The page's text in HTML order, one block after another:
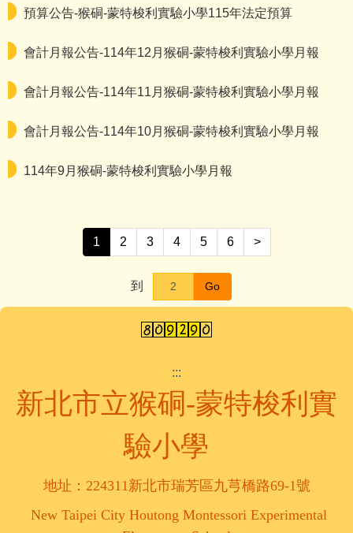
預算公告-猴硐-蒙特梭利實驗小學115年法定預算
會計月報公告-114年12月猴硐-蒙特梭利實驗小學月報
會計月報公告-114年11月猴硐-蒙特梭利實驗小學月報
會計月報公告-114年10月猴硐-蒙特梭利實驗小學月報
114年9月猴硐-蒙特梭利實驗小學月報
1 2 3 4 5 6 >
到 Go
:::
新北市立猴硐-蒙特梭利實
驗小學
地址：224311新北市瑞芳區九芎橋路69-1號
New Taipei City Houtong Montessori Experimental